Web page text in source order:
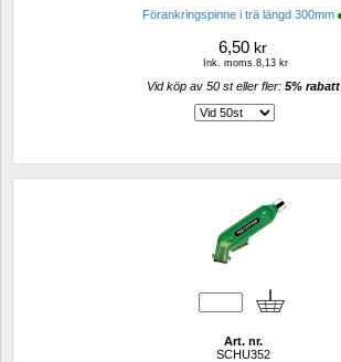
Förankringspinne i trä längd 300mm
6,50 kr
Ink. moms.8,13 kr
Vid köp av 50 st eller fler: 5% rabatt
Art. nr.
SCHU352